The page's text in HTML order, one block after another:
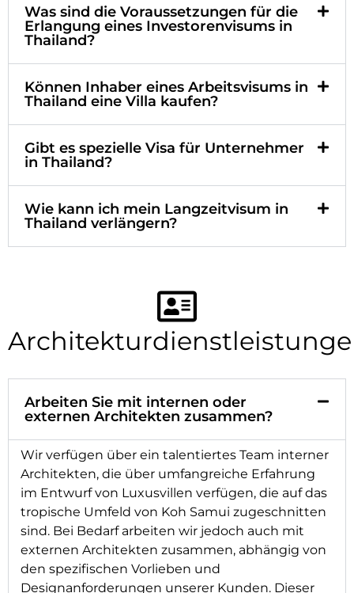
Was sind die Voraussetzungen für die
Erlangung eines Investorenvisums in
Thailand?
Können Inhaber eines Arbeitsvisums in
Thailand eine Villa kaufen?
Gibt es spezielle Visa für Unternehmer
in Thailand?
Wie kann ich mein Langzeitvisum in
Thailand verlängern?
Arbeiten Sie mit internen oder
externen Architekten zusammen?
Wir verfügen über ein talentiertes Team interner
Architekten, die über umfangreiche Erfahrung
im Entwurf von Luxusvillen verfügen, die auf das
tropische Umfeld von Koh Samui zugeschnitten
sind. Bei Bedarf arbeiten wir jedoch auch mit
externen Architekten zusammen, abhängig von
den spezifischen Vorlieben und
Designanforderungen unserer Kunden. Dieser